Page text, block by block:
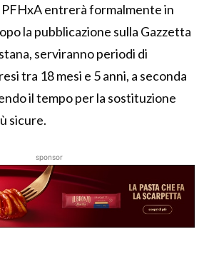
entrerà formalmente in
la pubblicazione sulla Gazzetta
serviranno periodi di
tra 18 mesi e 5 anni, a seconda
il tempo per la sostituzione
sicure.
sponsor